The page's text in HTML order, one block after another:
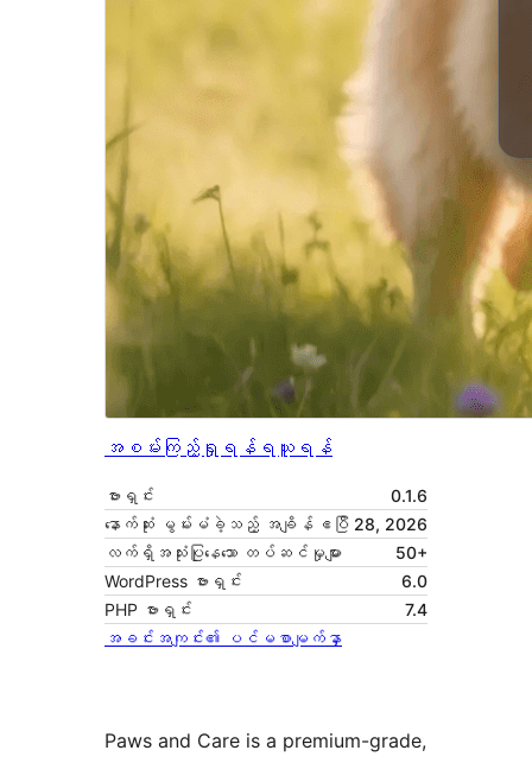
အစမ်းကြည့်ရှုရန် ရယူရန်
ဗားရှင်း
0.1.6
နောက်ဆုံး မွမ်းမံခဲ့သည့် အချိန် ဧပြီ 28, 2026
လက်ရှိအသုံးပြုနေသော တပ်ဆင်မှုများ
50+
WordPress ဗားရှင်း
6.0
PHP ဗားရှင်း
7.4
အခင်းအကျင်း၏ ပင်မစာမျက်နှာ
Paws and Care is a premium-grade,